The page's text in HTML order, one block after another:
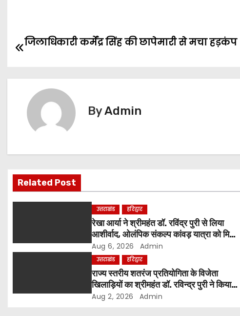
P
v
i
t
o
जिलाधिकारी कर्मेंद्र सिंह की छापेमारी से मचा हड़कंप
ByAdmin
Related Post
उत्तराखंड हरिद्वार
रेखा आर्या ने श्रीमहंत डॉ. रविंद्र पुरी से लिया
आशीर्वाद, ओलंपिक संकल्प कांवड़ यात्रा को मिला
संतों का समर्थन
Aug 6, 2026 Admin
उत्तराखंड हरिद्वार
राज्य स्तरीय शतरंज प्रतियोगिता के विजेता
खिलाड़ियों का श्रीमहंत डॉ. रविन्द्र पुरी ने किया
सम्मान
Aug 2, 2026 Admin